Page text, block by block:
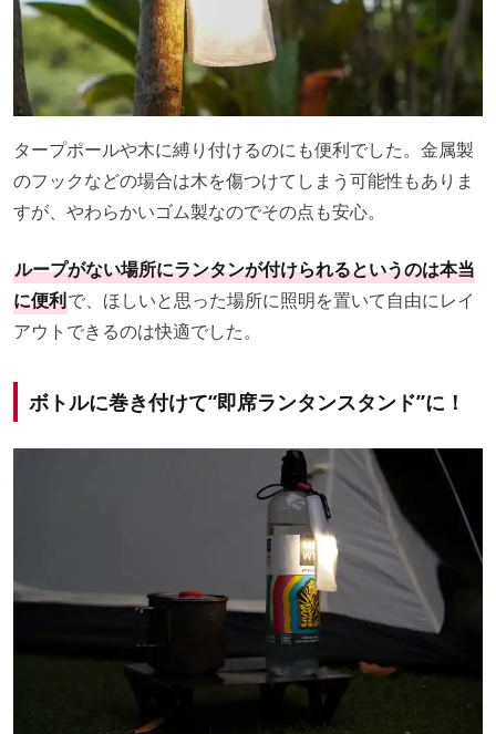
タープポールや木に縛り付けるのにも便利でした。金属製
のフックなどの場合は木を傷つけてしまう可能性もありま
すが、やわらかいゴム製なのでその点も安心。
ループがない場所にランタンが付けられるというのは本当
に便利で、ほしいと思った場所に照明を置いて自由にレイ
アウトできるのは快適でした。
ボトルに巻き付けて“即席ランタンスタンド”に！